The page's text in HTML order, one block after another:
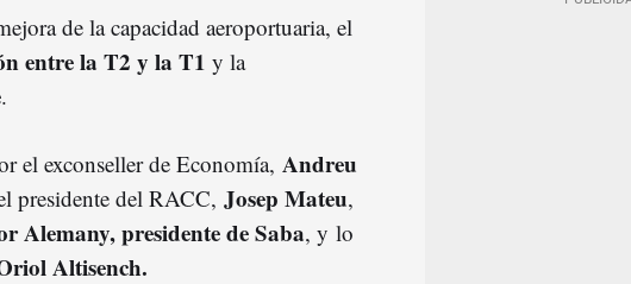
de la capacidad aeroportuaria, el
entre la T2 y la T1 y la
.
el exconseller de Economía, Andreu
presidente del RACC, Josep Mateu,
Alemany, presidente de Saba, y lo
Altisench.